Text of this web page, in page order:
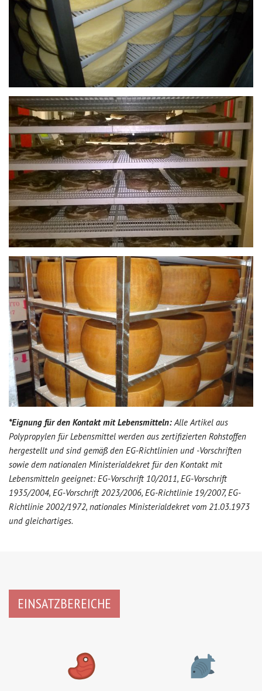
*Eignung für den Kontakt mit Lebensmitteln:Alle Artikel aus
Polypropylen für Lebensmittel werden aus zertifizierten Rohstoffen
hergestellt und sind gemäß den EG-Richtlinien und -Vorschriften
sowie dem nationalen Ministerialdekret für den Kontakt mit
Lebensmitteln geeignet: EG-Vorschrift 10/2011, EG-Vorschrift
1935/2004, EG-Vorschrift 2023/2006, EG-Richtlinie 19/2007, EG-
Richtlinie 2002/1972, nationales Ministerialdekret vom 21.03.1973
und gleichartiges.
EINSATZBEREICHE